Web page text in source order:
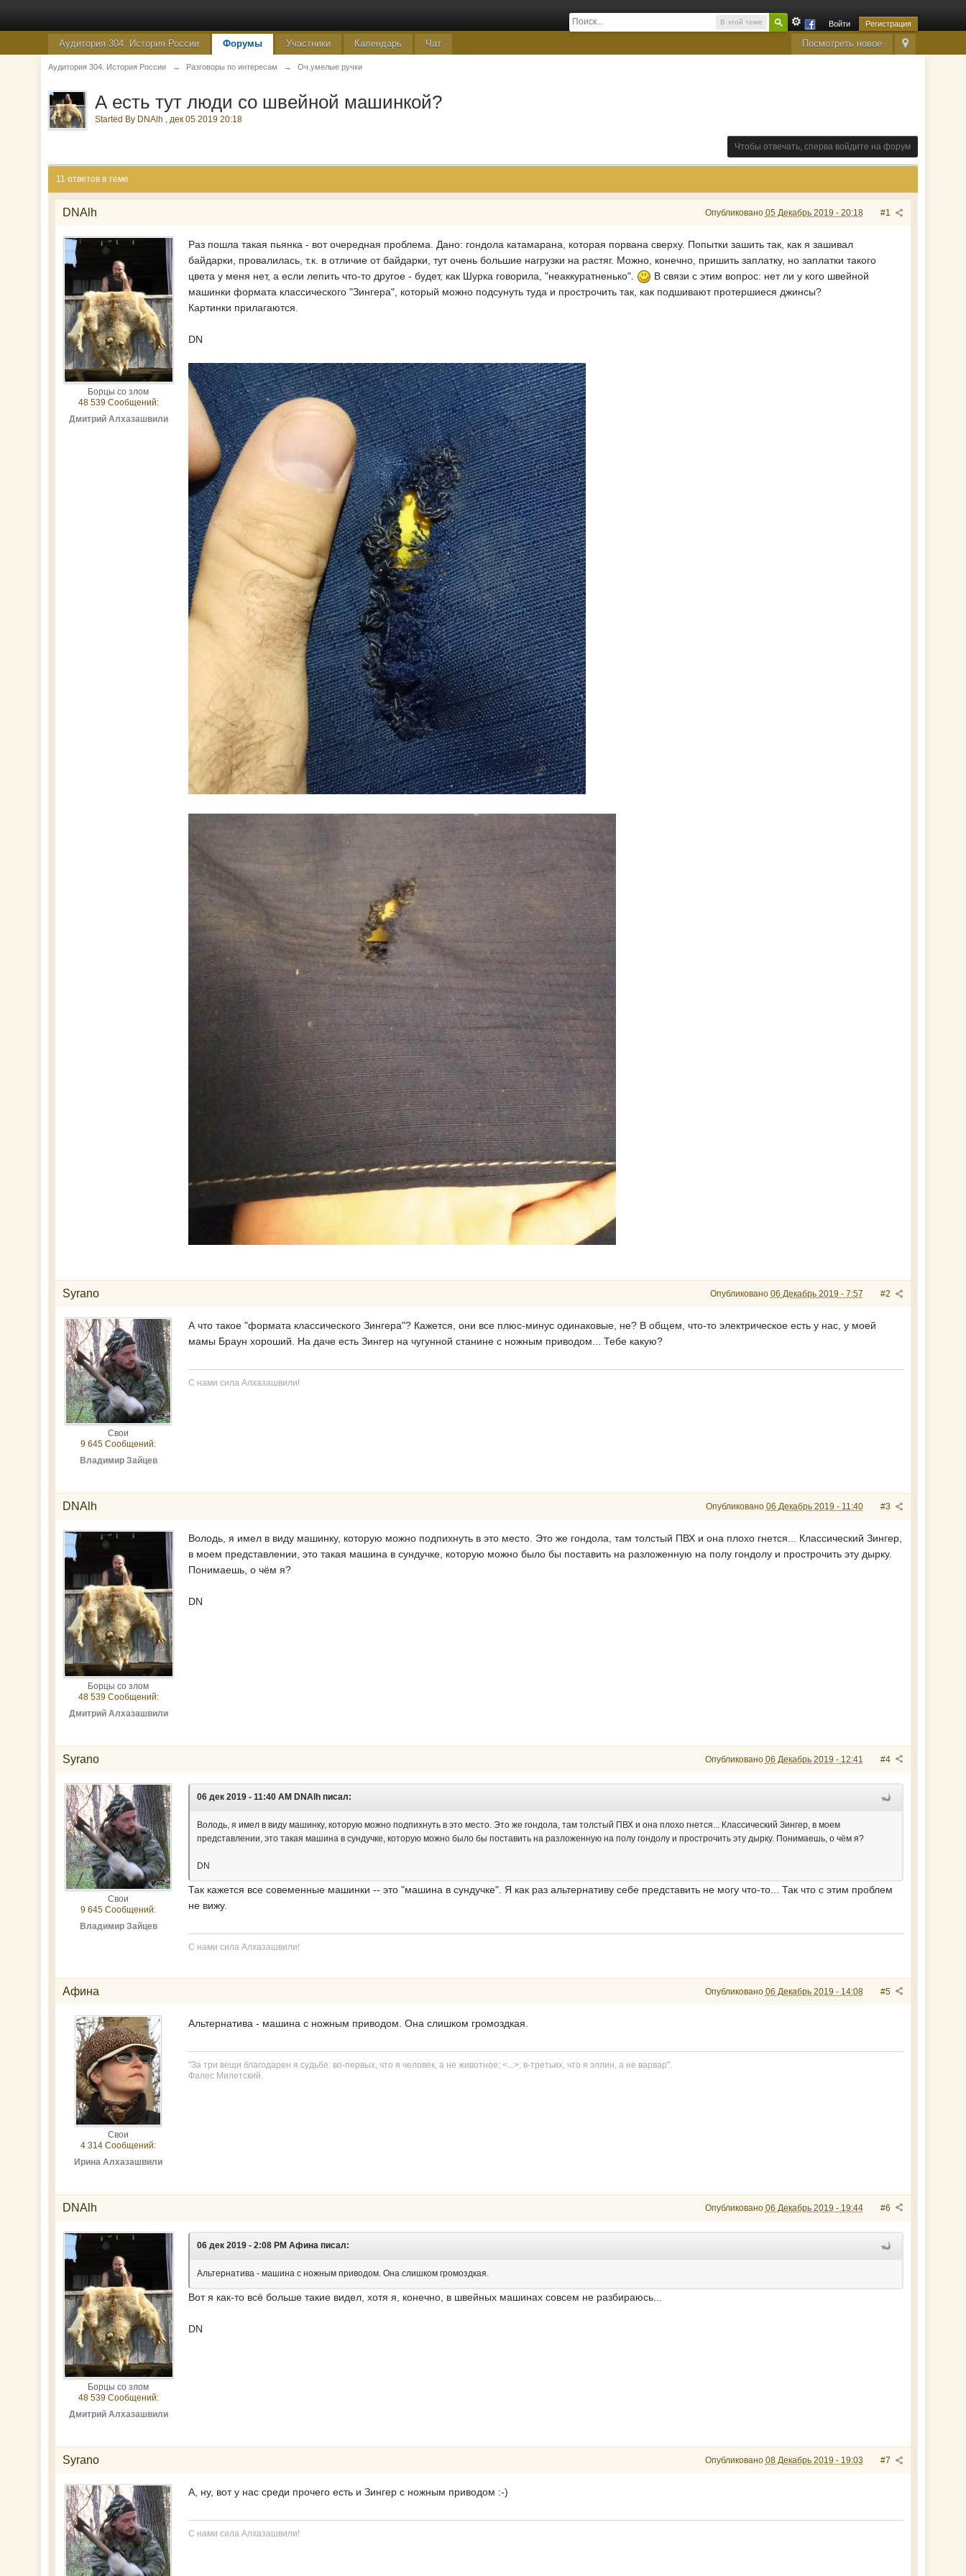
В этой теме Войти Регистрация
Посмотреть новое
Аудитория 304. История России Форумы Участники Календарь Чат
Аудитория 304. История России → Разговоры по интересам → Оч.умелые ручки
А есть тут люди со швейной машинкой?
Started By DNAlh ,дек 05 2019 20:18
Чтобы отвечать, сперва войдите на форум
11 ответов в теме
#1
DNAlh Опубликовано 05 Декабрь 2019 - 20:18
Борцы со злом
48 539 Сообщений:
Дмитрий Алхазашвили
Раз пошла такая пьянка - вот очередная проблема. Дано: гондола катамарана, которая порвана сверху. Попытки зашить так, как я зашивал
байдарки, провалилась, т.к. в отличие от байдарки, тут очень большие нагрузки на растяг. Можно, конечно, пришить заплатку, но заплатки такого
цвета у меня нет, а если лепить что-то другое - будет, как Шурка говорила, "неаккуратненько".
В связи с этим вопрос: нет ли у кого швейной
машинки формата классического "Зингера", который можно подсунуть туда и прострочить так, как подшивают протершиеся джинсы?
Картинки прилагаются.
DN
#2
Syrano Опубликовано 06 Декабрь 2019 - 7:57
Свои
9 645 Сообщений:
Владимир Зайцев
А что такое "формата классического Зингера"? Кажется, они все плюс-минус одинаковые, не? В общем, что-то электрическое есть у нас, у моей
мамы Браун хороший. На даче есть Зингер на чугунной станине с ножным приводом... Тебе какую?
С нами сила Алхазашвили!
#3
DNAlh Опубликовано 06 Декабрь 2019 - 11:40
Борцы со злом
48 539 Сообщений:
Дмитрий Алхазашвили
Володь, я имел в виду машинку, которую можно подпихнуть в это место. Это же гондола, там толстый ПВХ и она плохо гнется... Классический Зингер,
в моем представлении, это такая машина в сундучке, которую можно было бы поставить на разложенную на полу гондолу и прострочить эту дырку.
Понимаешь, о чём я?
DN
#4
Syrano Опубликовано 06 Декабрь 2019 - 12:41
Свои
9 645 Сообщений:
Владимир Зайцев
06 дек 2019 - 11:40 AM DNAlh писал:
Володь, я имел в виду машинку, которую можно подпихнуть в это место. Это же гондола, там толстый ПВХ и она плохо гнется... Классический Зингер, в моем
представлении, это такая машина в сундучке, которую можно было бы поставить на разложенную на полу гондолу и прострочить эту дырку. Понимаешь, о чём я?
DN
Так кажется все совеменные машинки -- это "машина в сундучке". Я как раз альтернативу себе представить не могу что-то... Так что с этим проблем
не вижу.
С нами сила Алхазашвили!
#5
Афина Опубликовано 06 Декабрь 2019 - 14:08
Свои
4 314 Сообщений:
Ирина Алхазашвили
Альтернатива - машина с ножным приводом. Она слишком громоздкая.
"За три вещи благодарен я судьбе: во-первых, что я человек, а не животное; <...>; в-третьих, что я эллин, а не варвар".
Фалес Милетский.
#6
DNAlh Опубликовано 06 Декабрь 2019 - 19:44
Борцы со злом
48 539 Сообщений:
Дмитрий Алхазашвили
06 дек 2019 - 2:08 PM Афина писал:
Альтернатива - машина с ножным приводом. Она слишком громоздкая.
Вот я как-то всё больше такие видел, хотя я, конечно, в швейных машинах совсем не разбираюсь...
DN
#7
Syrano Опубликовано 08 Декабрь 2019 - 19:03
А, ну, вот у нас среди прочего есть и Зингер с ножным приводом :-)
С нами сила Алхазашвили!